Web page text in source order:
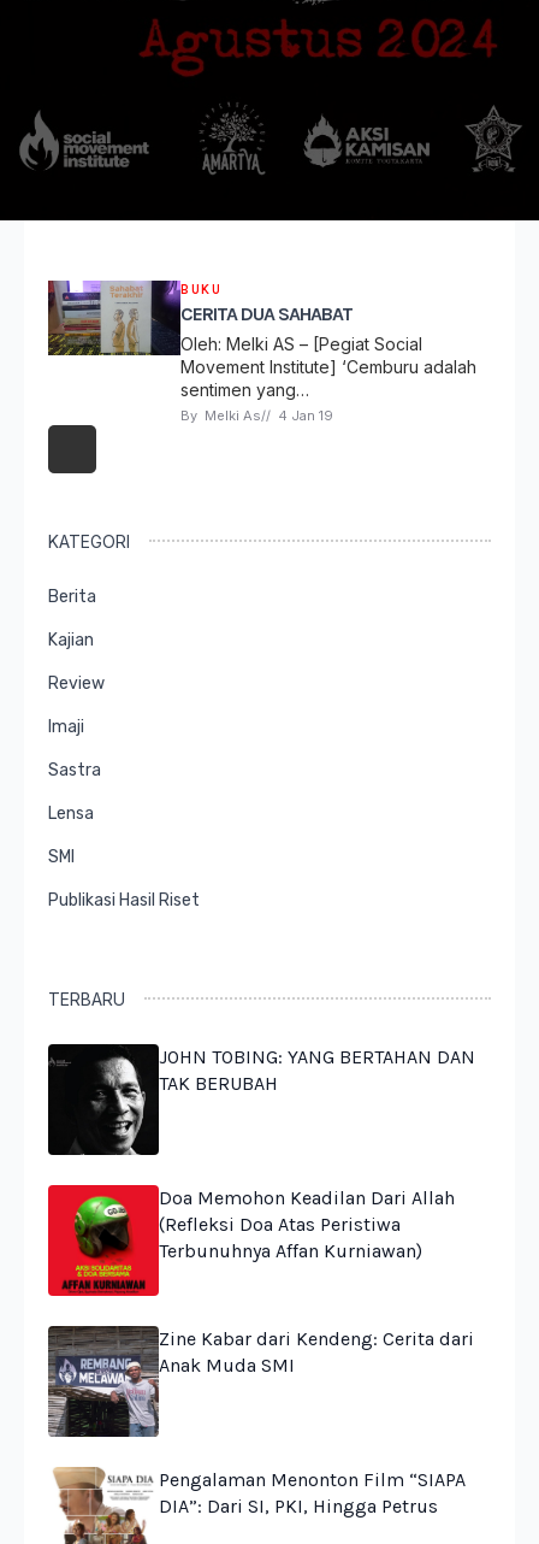
BUKU
CERITA DUA SAHABAT
Oleh: Melki AS – [Pegiat Social
Movement Institute] ‘Cemburu adalah
sentimen yang…
By Melki As// 4 Jan 19
KATEGORI
Berita
Kajian
Review
Imaji
Sastra
Lensa
SMI
Publikasi Hasil Riset
TERBARU
JOHN TOBING: YANG BERTAHAN DAN
TAK BERUBAH
Doa Memohon Keadilan Dari Allah
(Refleksi Doa Atas Peristiwa
Terbunuhnya Affan Kurniawan)
Zine Kabar dari Kendeng: Cerita dari
Anak Muda SMI
Pengalaman Menonton Film “SIAPA
DIA”: Dari SI, PKI, Hingga Petrus